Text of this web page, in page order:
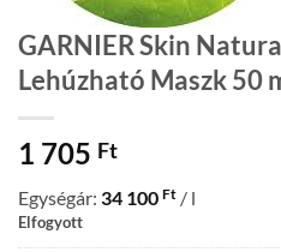
GARNIER Skin
Lehúzható Maszk 50
1 705 Ft
Egységár: 34 100 Ft / l
Elfogyott